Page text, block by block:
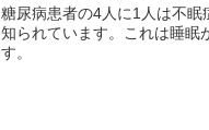
糖尿病患者の4人に1人は不
知られています。これは睡眠
す。